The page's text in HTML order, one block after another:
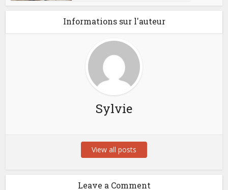
Informations sur l'auteur
Sylvie
View all posts
Leave a Comment